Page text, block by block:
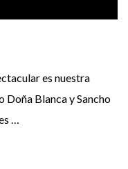
es nuestra
Doña Blanca y Sancho
…